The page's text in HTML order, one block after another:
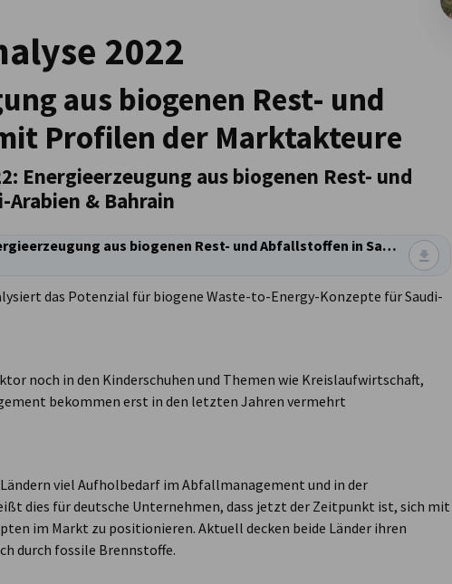
Arabia 2022
aus biogenen Rest- und
Profilen der Marktakteure
Energieerzeugung aus biogenen Rest- und
& Bahrain
Zielmarktanalyse Energieerzeugung aus biogenen Rest- und Abfallstoffen in Saudi-Arabien & Bahrain
das Potenzial für biogene Waste-to-Energy-Konzepte für Saudi-
noch in den Kinderschuhen und Themen wie Kreislaufwirtschaft,
bekommen erst in den letzten Jahren vermehrt
viel Aufholbedarf im Abfallmanagement und in der
dies für deutsche Unternehmen, dass jetzt der Zeitpunkt ist, sich mit
im Markt zu positionieren. Aktuell decken beide Länder ihren
durch fossile Brennstoffe.